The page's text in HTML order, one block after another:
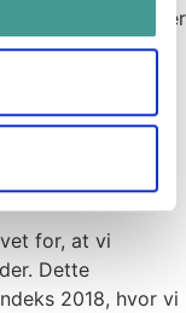
der
er det
at lytte til
om det og i
vigtig
for, at vi
Dette
2018, hvor vi